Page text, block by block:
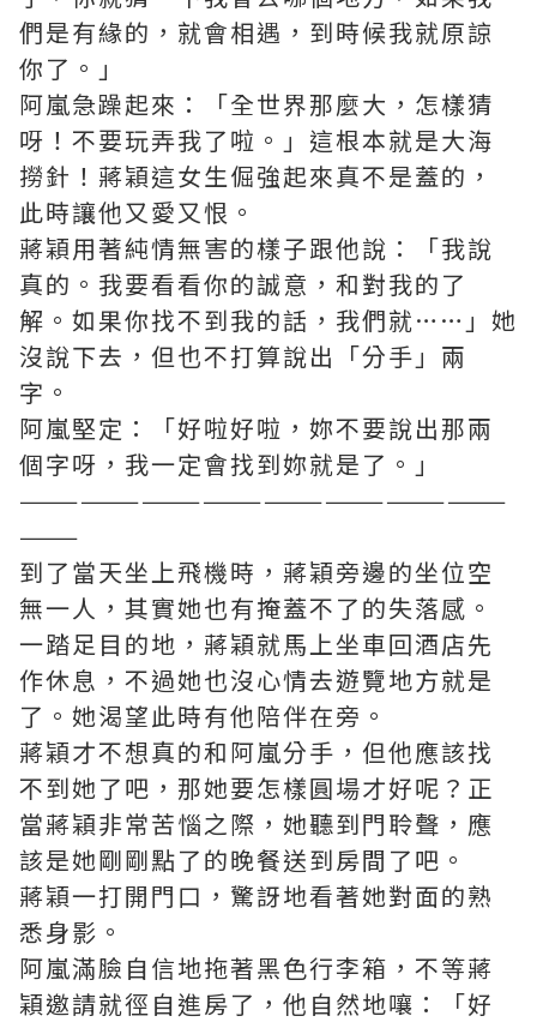
們是有緣的，就會相遇，到時候我就原諒
你了。」
阿嵐急躁起來：「全世界那麼大，怎樣猜
呀！不要玩弄我了啦。」這根本就是大海
撈針！蔣穎這女生倔強起來真不是蓋的，
此時讓他又愛又恨。
蔣穎用著純情無害的樣子跟他說：「我說
真的。我要看看你的誠意，和對我的了
解。如果你找不到我的話，我們就……」她
沒說下去，但也不打算說出「分手」兩
字。
阿嵐堅定：「好啦好啦，妳不要說出那兩
個字呀，我一定會找到妳就是了。」
————————————————————————
———
到了當天坐上飛機時，蔣穎旁邊的坐位空
無一人，其實她也有掩蓋不了的失落感。
一踏足目的地，蔣穎就馬上坐車回酒店先
作休息，不過她也沒心情去遊覽地方就是
了。她渴望此時有他陪伴在旁。
蔣穎才不想真的和阿嵐分手，但他應該找
不到她了吧，那她要怎樣圓場才好呢？正
當蔣穎非常苦惱之際，她聽到門聆聲，應
該是她剛剛點了的晚餐送到房間了吧。
蔣穎一打開門口，驚訝地看著她對面的熟
悉身影。
阿嵐滿臉自信地拖著黑色行李箱，不等蔣
穎邀請就徑自進房了，他自然地嚷：「好